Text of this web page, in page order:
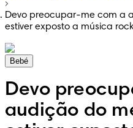
Devo preocupar-me com a
estiver exposto a música
Bebé
Devo
audição do